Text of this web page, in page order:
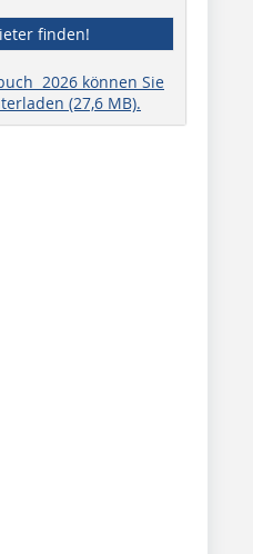
finden!
2026 können Sie
(27,6 MB).